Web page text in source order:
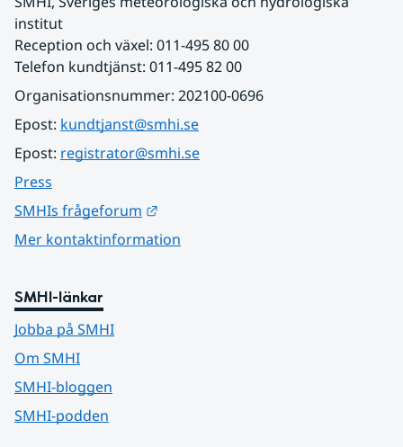
institut
Reception och växel: 011-495 80 00
Telefon kundtjänst: 011-495 82 00
Organisationsnummer: 202100-0696
Epost: kundtjanst@smhi.se
Epost: registrator@smhi.se
Press
SMHIs frågeforum
Mer kontaktinformation
SMHI-länkar
Jobba på SMHI
Om SMHI
SMHI-bloggen
SMHI-podden